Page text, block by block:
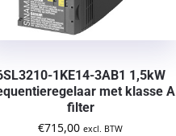
1KE14-3AB1 1,5kW
met klasse A
filter
€715,00 excl. BTW